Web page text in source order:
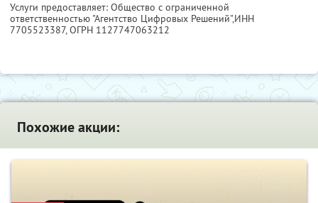
Услуги предоставляет: Общество с ограниченной
ответственностью "Агентство Цифровых Решений",ИНН
7705523387, ОГРН 1127747063212
Похожие акции: